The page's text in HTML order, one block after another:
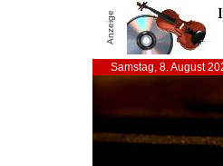
Anzeige
Samstag, 8. August